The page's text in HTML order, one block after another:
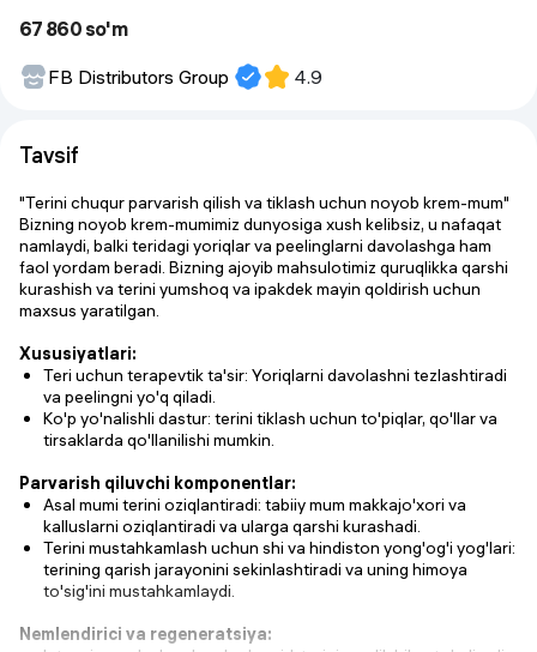
67 860 so'm
FB Distributors Group
4.9
Tavsif
"Terini chuqur parvarish qilish va tiklash uchun noyob krem-mum"
Bizning noyob krem-mumimiz dunyosiga xush kelibsiz, u nafaqat
namlaydi, balki teridagi yoriqlar va peelinglarni davolashga ham
faol yordam beradi. Bizning ajoyib mahsulotimiz quruqlikka qarshi
kurashish va terini yumshoq va ipakdek mayin qoldirish uchun
maxsus yaratilgan.
Xususiyatlari:
Teri uchun terapevtik ta'sir: Yoriqlarni davolashni tezlashtiradi
va peelingni yo'q qiladi.
Ko'p yo'nalishli dastur: terini tiklash uchun to'piqlar, qo'llar va
tirsaklarda qo'llanilishi mumkin.
Parvarish qiluvchi komponentlar:
Asal mumi terini oziqlantiradi: tabiiy mum makkajo'xori va
kalluslarni oziqlantiradi va ularga qarshi kurashadi.
Terini mustahkamlash uchun shi va hindiston yong'og'i yog'lari:
terining qarish jarayonini sekinlashtiradi va uning himoya
to'sig'ini mustahkamlaydi.
Nemlendirici va regeneratsiya: